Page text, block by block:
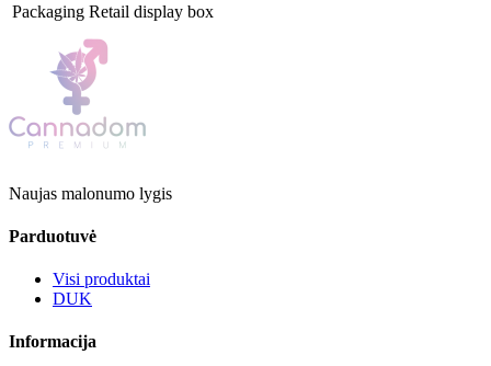
Packaging Retail display box
Naujas malonumo lygis
Parduotuvė
Visi produktai
DUK
Informacija